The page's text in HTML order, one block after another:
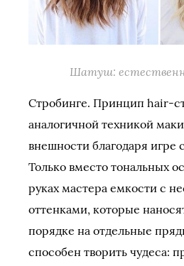
Шатуш:
Стробинге. Принцип hair-
аналогичной техникой
внешности благодаря игре
Только вместо тональных
руках мастера емкости с
оттенками, которые
порядке на отдельные
способен творить чудеса: